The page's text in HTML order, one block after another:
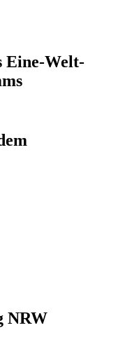
Eine-Welt-
NRW